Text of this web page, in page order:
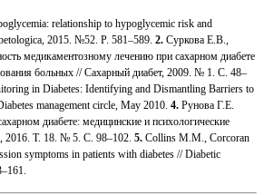
relationship to hypoglycemic risk and
2015. №52. P. 581–589. 2. Суркова Е.В.,
медикаментозному лечению при сахарном диабете
больных // Сахарный диабет, 2009. № 1. С. 48–
in Diabetes: Identifying and Dismantling Barriers to
management circle, May 2010. 4. Рунова Г.Е.
диабете: медицинские и психологические
2016. Т. 18. № 5. С. 98–102. 5. Collins M.M., Corcoran
symptoms in patients with diabetes // Diabetic